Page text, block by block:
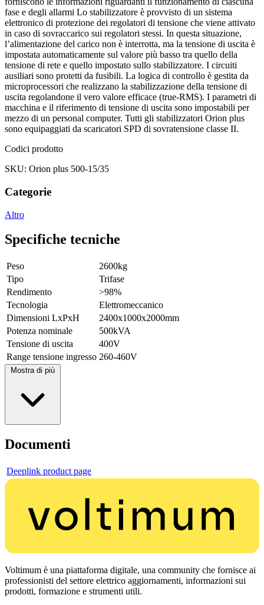
fase e degli allarmi Lo stabilizzatore è provvisto di un sistema
elettronico di protezione dei regolatori di tensione che viene attivato
in caso di sovraccarico sui regolatori stessi. In questa situazione,
l’alimentazione del carico non è interrotta, ma la tensione di uscita è
impostata automaticamente sul valore più basso tra quello della
tensione di rete e quello impostato sullo stabilizzatore. I circuiti
ausiliari sono protetti da fusibili. La logica di controllo è gestita da
microprocessori che realizzano la stabilizzazione della tensione di
uscita regolandone il vero valore efficace (true-RMS). I parametri di
macchina e il riferimento di tensione di uscita sono impostabili per
mezzo di un personal computer. Tutti gli stabilizzatori Orion plus
sono equipaggiati da scaricatori SPD di sovratensione classe II.
Codici prodotto
SKU: Orion plus 500-15/35
Categorie
Altro
Specifiche tecniche
Peso
2600kg
Tipo
Trifase
Rendimento
>98%
Tecnologia
Elettromeccanico
Dimensioni LxPxH
2400x1000x2000mm
Potenza nominale
500kVA
Tensione di uscita
400V
Range tensione ingresso 260-460V
Mostra di più
Documenti
Deeplink product page
Voltimum è una piattaforma digitale, una community che fornisce ai
professionisti del settore elettrico aggiornamenti, informazioni sui
prodotti, formazione e strumenti utili.